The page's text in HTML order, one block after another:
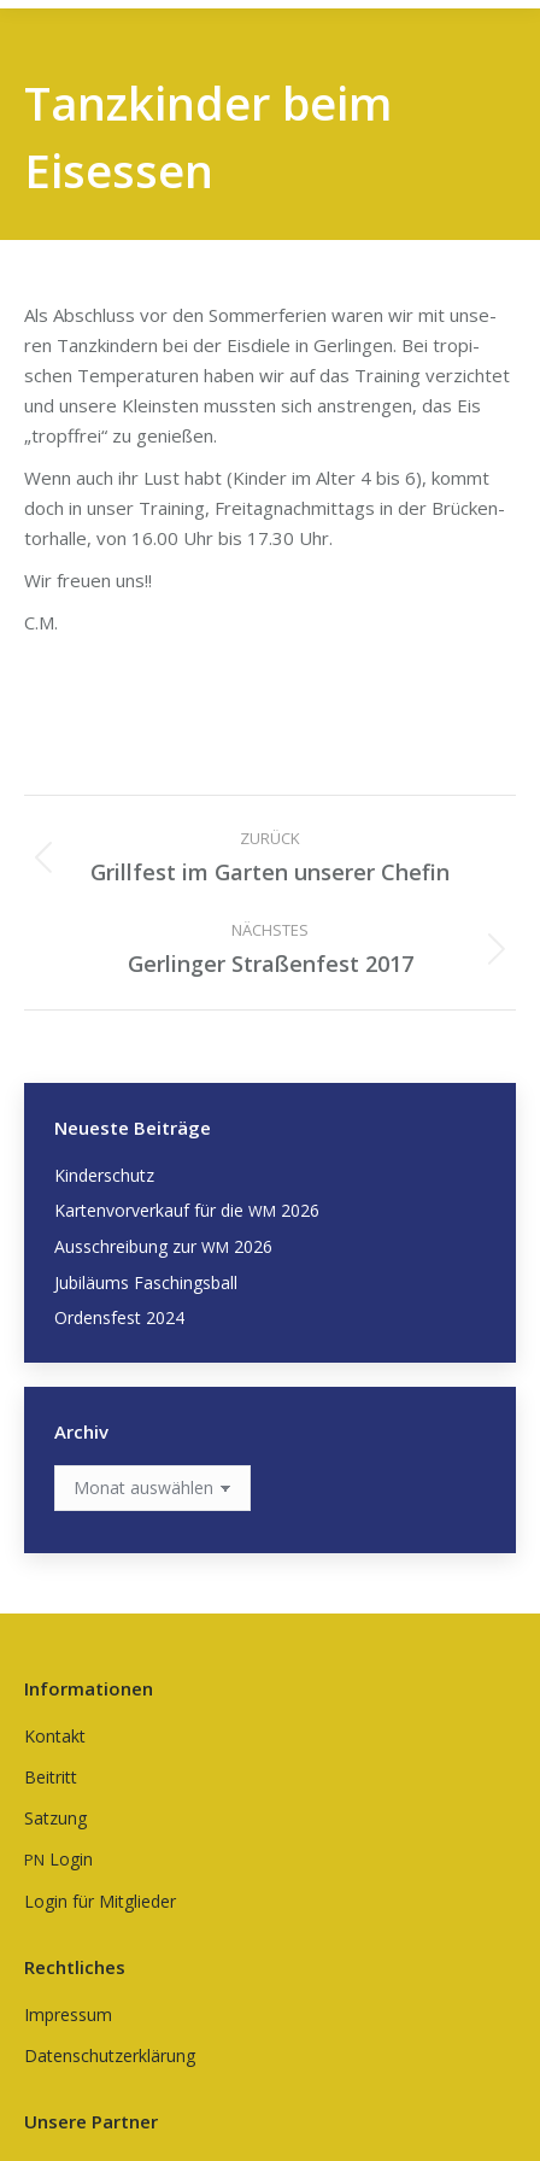
Tanzkinder beim
Eisessen
Als Abschluss vor den Som­mer­fe­ri­en waren wir mit unse­
ren Tanz­kin­dern bei der Eis­die­le in Ger­lin­gen. Bei tro­pi­
schen Tem­pe­ra­tu­ren haben wir auf das Trai­ning ver­zich­tet
und unse­re Kleins­ten muss­ten sich anstren­gen, das Eis
„tropf­frei“ zu genießen.
Wenn auch ihr Lust habt (Kin­der im Alter 4 bis 6), kommt
doch in unser Trai­ning, Frei­tag­nach­mit­tags in der Brü­cken­
tor­hal­le, von 16.00 Uhr bis 17.30 Uhr.
Wir freu­en uns!!
C.M.
Kommentarnavigation
ZURÜCK
Vorheriger
Grillfest im Garten unserer Chefin
NÄCHSTES
Nächster
Gerlinger Straßenfest 2017
Neueste Beiträge
Kinderschutz
Kartenvorverkauf für die WM 2026
Ausschreibung zur WM 2026
Jubiläums Faschingsball
Ordensfest 2024
Archiv
Archiv
Informationen
Kontakt
Beitritt
Satzung
PN Login
Login für Mitglieder
Rechtliches
Impressum
Datenschutzerklärung
Unsere Partner